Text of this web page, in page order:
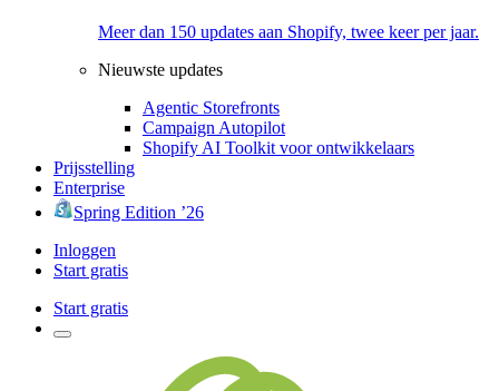
Meer dan 150 updates aan Shopify, twee keer per jaar.
Nieuwste updates
Agentic Storefronts
Campaign Autopilot
Shopify AI Toolkit voor ontwikkelaars
Prijsstelling
Enterprise
Spring Edition ’26
Inloggen
Start gratis
Start gratis